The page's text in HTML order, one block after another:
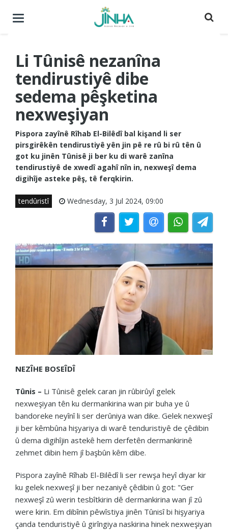
Menuyê
Li Tûnisê nezanîna
tendirustiyê dibe
sedema pêşketina
nexweşiyan
Pispora zayînê Rîhab El-Bilêdî bal kişand li ser
pirsgirêkên tendirustiyê yên jin pê re rû bi rû tên û
got ku jinên Tûnisê ji ber ku di warê zanîna
tendirustiyê de xwedî agahî nîn in, nexweşî dema
digihîje asteke pêş, tê ferqkirin.
tendûristî Wednesday, 3 Jul 2024, 09:00
NEZÎHE BOSEÎDÎ
Tûnis – Li Tûnisê gelek caran jin rûbirûyî gelek
nexweşiyan tên ku dermankirina wan pir buha ye û
bandoreke neyînî li ser derûniya wan dike. Gelek nexweşî
ji ber kêmbûna hişyariya di warê tenduristiyê de çêdibin
û dema digihîjin astekê hem derfetên dermankirinê
zehmet dibin hem jî başbûn kêm dibe.
Pispora zayînê Rîhab El-Bilêdî li ser rewşa heyî diyar kir
ku gelek nexweşî ji ber nezaniyê çêdibin û got: "Ger
nexweşî zû werin tesbîtkirin dê dermankirina wan jî zû
were kirin. Em dibînin pêwîstiya jinên Tûnisî bi hişyariya
çanda tenduristiyê û girîngiya naskirina hinek nexweşiyan